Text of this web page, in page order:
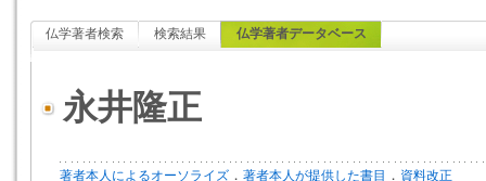
仏学著者検索 検索結果 仏学著者データベース
永井隆正
著者本人によるオーソライズ ． 著者本人が提供した書目 ． 資料改正